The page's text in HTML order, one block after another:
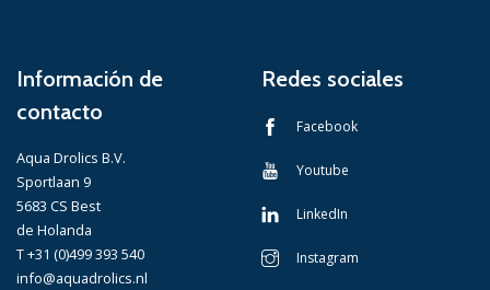
Información de
contacto
Aqua Drolics B.V.
Sportlaan 9
5683 CS Best
de Holanda
T +31 (0)499 393 540
info@aquadrolics.nl
Redes sociales
Facebook
Youtube
LinkedIn
Instagram